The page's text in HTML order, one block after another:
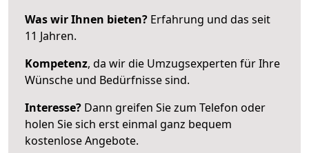
Was wir Ihnen bieten? Erfahrung und das seit
11 Jahren.
Kompetenz, da wir die Umzugsexperten für Ihre
Wünsche und Bedürfnisse sind.
Interesse? Dann greifen Sie zum Telefon oder
holen Sie sich erst einmal ganz bequem
kostenlose Angebote.